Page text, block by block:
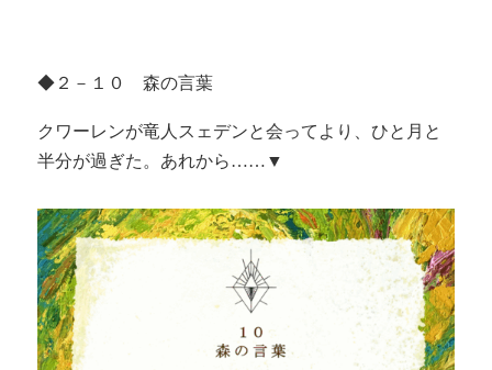
◆２－１０ 森の言葉
クワーレンが竜人スェデンと会ってより、ひと月と
半分が過ぎた。あれから……▼